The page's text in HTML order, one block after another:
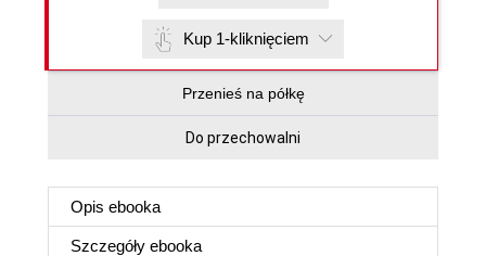
Kup 1-kliknięciem
Przenieś na półkę
Do przechowalni
Opis ebooka
Szczegóły ebooka